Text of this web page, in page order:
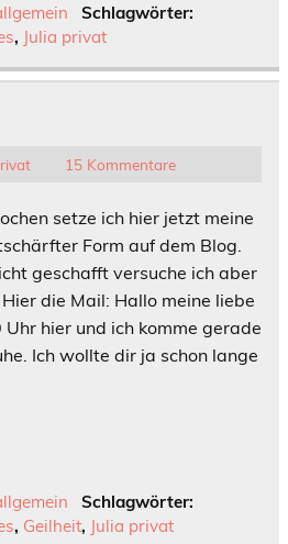
Schlagwörter:
, Julia privat
15 Kommentare
setze ich hier jetzt meine
Form auf dem Blog.
geschafft versuche ich aber
Hier die Mail: Hallo meine liebe
hier und ich komme gerade
Ich wollte dir ja schon lange
Schlagwörter:
, Geilheit, Julia privat